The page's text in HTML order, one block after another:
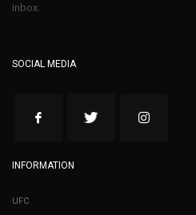
inbox.
SOCIAL MEDIA
INFORMATION
UFC